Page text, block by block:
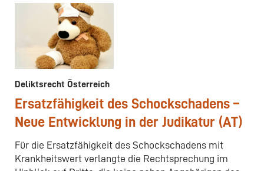
Deliktsrecht Österreich
Ersatzfähigkeit des Schockschadens –
Neue Entwicklung in der Judikatur (AT)
Für die Ersatzfähigkeit des Schockschadens mit
Krankheitswert verlangte die Rechtsprechung im